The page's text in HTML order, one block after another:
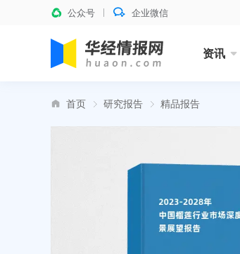
公众号 企业微信
资讯
首页 研究报告 精品报告